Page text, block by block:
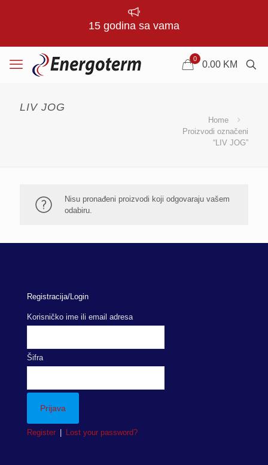
15 godina sa vama
0
0.00 KM
LIV JOG
Home
Proizvodi označeni
“LIV JOG”
Nisu pronađeni proizvodi koji odgovaraju vašem
odabiru.
Registracija/Login
Korisničko ime ili email adresa
Šifra
Register Lost your password?